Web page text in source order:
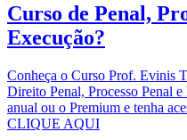
Curso de Penal,
Execução?
Conheça o Curso Prof. Evinis
Direito Penal, Processo Penal
anual ou o Premium e tenha
CLIQUE AQUI